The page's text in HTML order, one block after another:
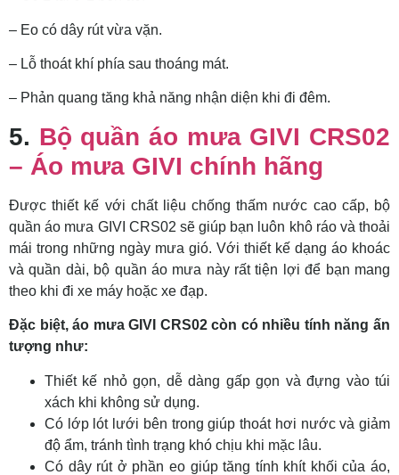
– Eo có dây rút vừa vặn.
– Lỗ thoát khí phía sau thoáng mát.
– Phản quang tăng khả năng nhận diện khi đi đêm.
5. Bộ quần áo mưa GIVI CRS02
– Áo mưa GIVI chính hãng
Được thiết kế với chất liệu chống thấm nước cao cấp, bộ
quần áo mưa GIVI CRS02 sẽ giúp bạn luôn khô ráo và thoải
mái trong những ngày mưa gió. Với thiết kế dạng áo khoác
và quần dài, bộ quần áo mưa này rất tiện lợi để bạn mang
theo khi đi xe máy hoặc xe đạp.
Đặc biệt, áo mưa GIVI CRS02 còn có nhiều tính năng ấn
tượng như:
Thiết kế nhỏ gọn, dễ dàng gấp gọn và đựng vào túi
xách khi không sử dụng.
Có lớp lót lưới bên trong giúp thoát hơi nước và giảm
độ ẩm, tránh tình trạng khó chịu khi mặc lâu.
Có dây rút ở phần eo giúp tăng tính khít khối của áo,